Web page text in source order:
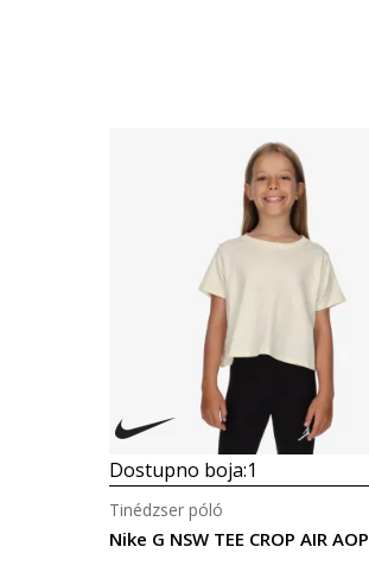
Dostupno boja:1
Nike G NSW TEE CROP AIR AOP
Tinédzser póló